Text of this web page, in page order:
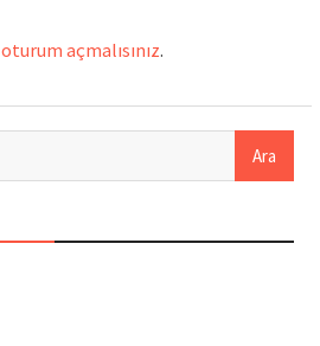
oturum açmalısınız.